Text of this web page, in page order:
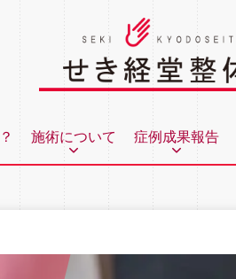
施術について 症例成果報告